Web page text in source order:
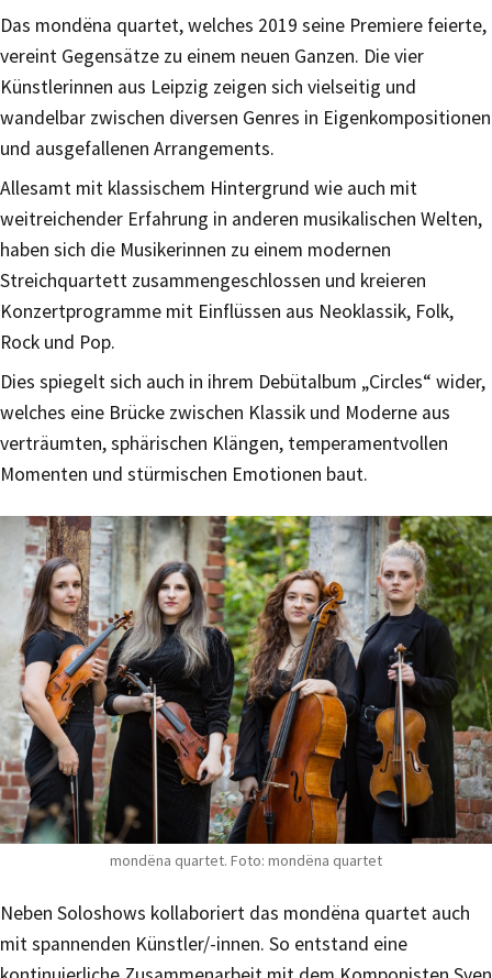
Das mondëna quartet, welches 2019 seine Premiere feierte,
vereint Gegensätze zu einem neuen Ganzen. Die vier
Künstlerinnen aus Leipzig zeigen sich vielseitig und
wandelbar zwischen diversen Genres in Eigenkompositionen
und ausgefallenen Arrangements.
Allesamt mit klassischem Hintergrund wie auch mit
weitreichender Erfahrung in anderen musikalischen Welten,
haben sich die Musikerinnen zu einem modernen
Streichquartett zusammengeschlossen und kreieren
Konzertprogramme mit Einflüssen aus Neoklassik, Folk,
Rock und Pop.
Dies spiegelt sich auch in ihrem Debütalbum „Circles“ wider,
welches eine Brücke zwischen Klassik und Moderne aus
verträumten, sphärischen Klängen, temperamentvollen
Momenten und stürmischen Emotionen baut.
mondëna quartet. Foto: mondëna quartet
Neben Soloshows kollaboriert das mondëna quartet auch
mit spannenden Künstler/-innen. So entstand eine